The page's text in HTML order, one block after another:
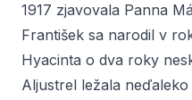
1917 zjavovala Panna
František sa narodil v
Hyacinta o dva roky
Aljustrel ležala